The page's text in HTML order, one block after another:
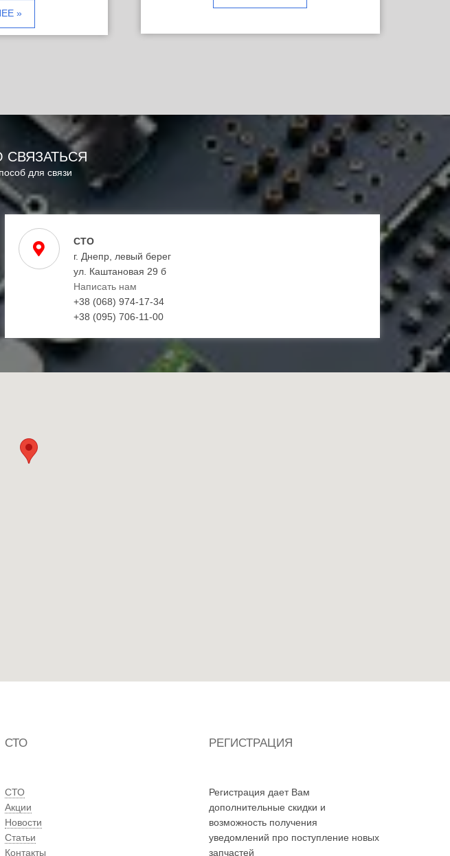
»
для связи
СТО
г. Днепр, левый берег
ул. Каштановая 29 б
Написать нам
+38 (068) 974-17-34
+38 (095) 706-11-00
СТО
СТО
Акции
Новости
Статьи
Контакты
РЕГИСТРАЦИЯ
Регистрация дает Вам
дополнительные скидки и
возможность получения
уведомлений про поступление новых
запчастей